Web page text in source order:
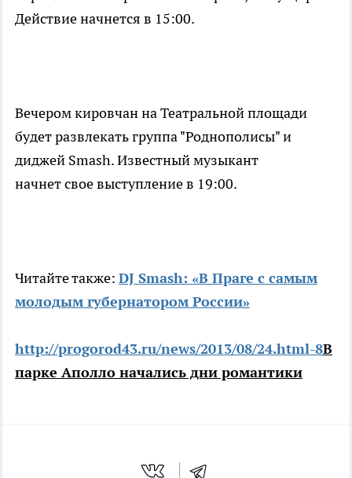
Действие начнется в 15:00.
Вечером кировчан на Театральной площади
будет развлекать группа "Роднополисы" и
диджей Smash. Известный музыкант
начнет свое выступление в 19:00.
Читайте также: DJ Smash: «В Праге с самым
молодым губернатором России»
http://progorod43.ru/news/2013/08/24.html-8В
парке Аполло начались дни романтики